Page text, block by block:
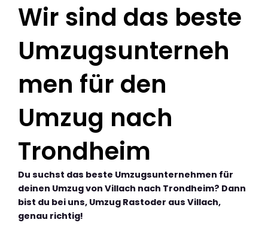
Wir sind das beste
Umzugsunterneh
men für den
Umzug nach
Trondheim
Du suchst das beste Umzugsunternehmen für
deinen Umzug von Villach nach Trondheim? Dann
bist du bei uns, Umzug Rastoder aus Villach,
genau richtig!